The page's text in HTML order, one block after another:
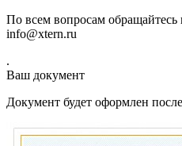
По всем вопросам обращайтесь
info@xtern.ru
.
Ваш документ
Документ будет оформлен